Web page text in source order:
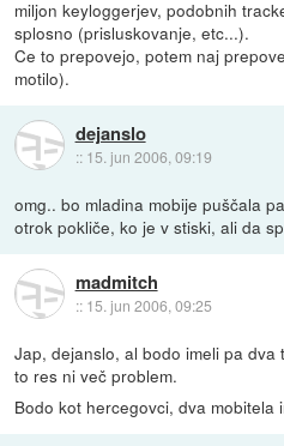
miljon keyloggerjev, podobnih
splosno (prisluskovanje, etc...).
Ce to prepovejo, potem naj
motilo).
dejanslo
:: 15. jun 2006, 09:19
omg.. bo mladina mobije puščala
otrok pokliče, ko je v stiski, ali da
madmitch
:: 15. jun 2006, 09:25
Jap, dejanslo, al bodo imeli pa
to res ni več problem.
Bodo kot hercegovci, dva mobitela